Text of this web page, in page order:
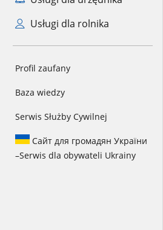
Usługi dla rolnika
Profil zaufany
Baza wiedzy
Serwis Służby Cywilnej
Сайт для громадян України
–Serwis dla obywateli Ukrainy